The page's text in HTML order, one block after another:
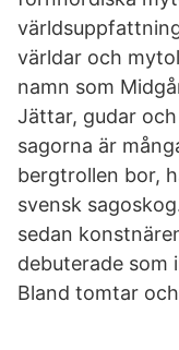
världar och
namn som
Jättar, gudar
sagorna är
bergtrollen bor,
svensk
sedan
debuterade som
Bland tomtar